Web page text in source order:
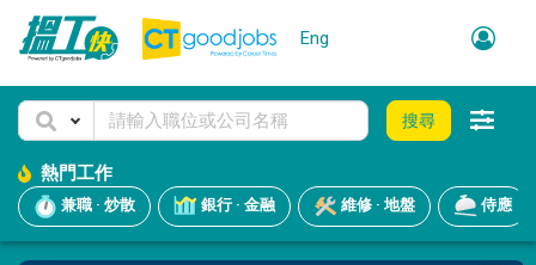
Eng
搜尋
熱門工作
兼職 · 炒散 銀行 · 金融 維修 · 地盤 侍應